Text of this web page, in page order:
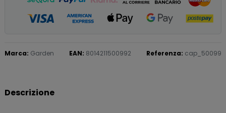
Marca: Garden EAN: 8014211500992 Referenza: cap_50099
Descrizione